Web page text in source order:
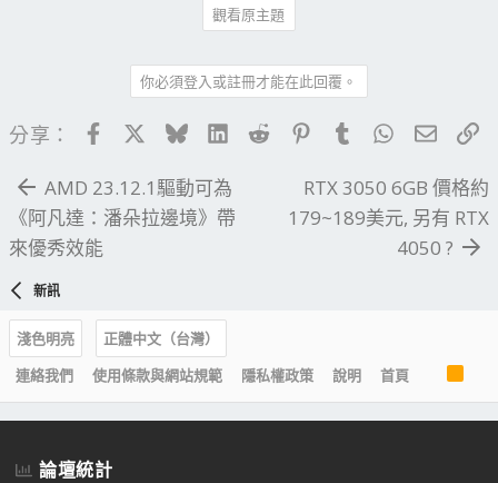
觀看原主題
你必須登入或註冊才能在此回覆。
分享： FacebookBlueskyLinkedIn
Reddit PinterestTumblrWhatsApp
電子
AMD 23.12.1驅動可為
《阿凡達：潘朵拉邊境》帶
來優秀效能
RTX 3050 6GB 價格約
179~189美元, 另有 RTX
4050 ?
新訊
淺色明亮
正體中文（台灣）
連絡我們
使用條款與網站規範 隱私權政策 說明 首頁
R
S
S
論壇統計